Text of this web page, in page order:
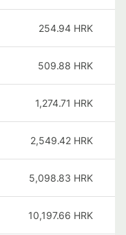
254.94 HRK
509.88 HRK
1,274.71 HRK
2,549.42 HRK
5,098.83 HRK
10,197.66 HRK